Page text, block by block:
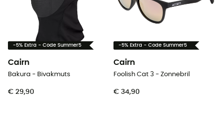
-5% Extra - Code Summer5
Cairn
Bakura - Bivakmuts
€ 29,90
-5% Extra - Code Summer5
Cairn
Foolish Cat 3 - Zonnebril
€ 34,90